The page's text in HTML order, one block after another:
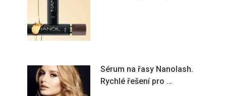
Sérum na řasy Nanolash.
Rychlé řešení pro …